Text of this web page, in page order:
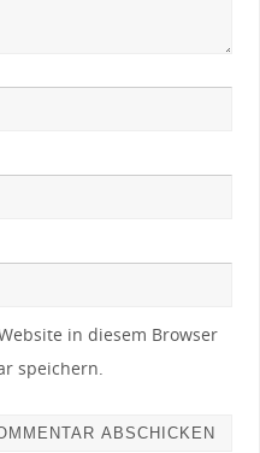
in diesem Browser
speichern.